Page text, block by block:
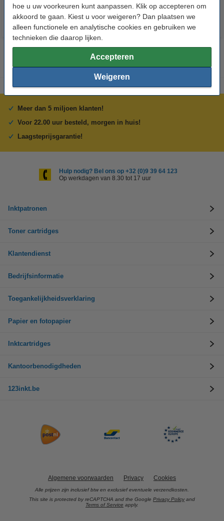
hoe u uw voorkeuren kunt aanpassen. Klik op accepteren om
akkoord te gaan. Kiest u voor weigeren? Dan plaatsen we
alleen functionele en analytische cookies en gebruiken we
technieken die daarop lijken.
Accepteren
Weigeren
Meer dan 5 miljoen klanten!
Voor 22.00 uur besteld, morgen in huis!
Laagsteprijsgarantie!
Hulp nodig? Bel ons op +32 (0)9 39 64 123
Op werkdagen van 8.30 tot 17 uur
Inktpatronen
Toner cartridges
Klantendienst
Bedrijfsinformatie
Toegankelijkheidsverklaring
Papier en fotopapier
Inktcartridges
Kantoorbenodigdheden
123inkt.be
Algemene voorwaarden Privacy Cookies
Alle prijzen zijn inclusief btw en exclusief eventuele verzendkosten.
This site is protected by reCAPTCHA and the Google Privacy Policy and
Terms of Service apply.